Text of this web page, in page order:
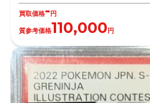
買取価格-円
質参考価格110,000円